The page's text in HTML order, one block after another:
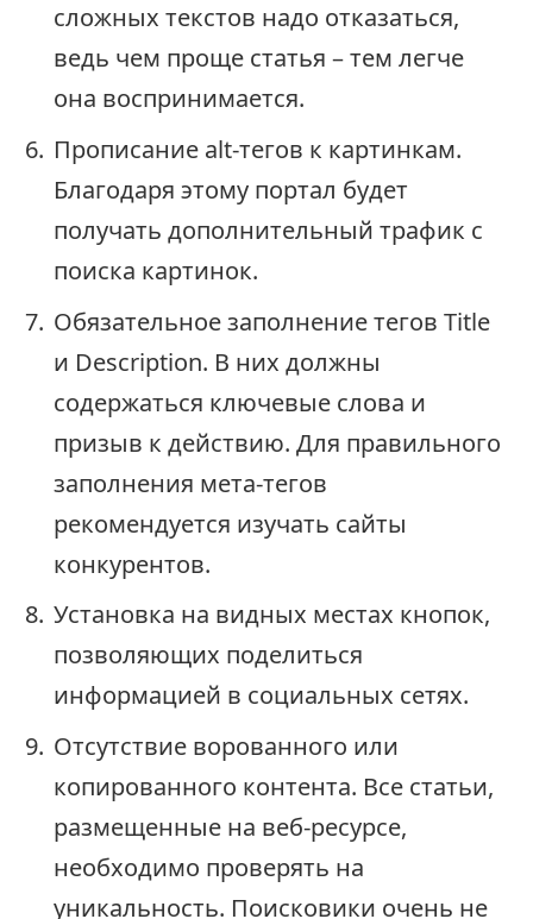
сложных текстов надо отказаться,
ведь чем проще статья – тем легче
она воспринимается.
Прописание alt-тегов к картинкам.
Благодаря этому портал будет
получать дополнительный трафик с
поиска картинок.
Обязательное заполнение тегов Title
и Description. В них должны
содержаться ключевые слова и
призыв к действию. Для правильного
заполнения мета-тегов
рекомендуется изучать сайты
конкурентов.
Установка на видных местах кнопок,
позволяющих поделиться
информацией в социальных сетях.
Отсутствие ворованного или
копированного контента. Все статьи,
размещенные на веб-ресурсе,
необходимо проверять на
уникальность. Поисковики очень не